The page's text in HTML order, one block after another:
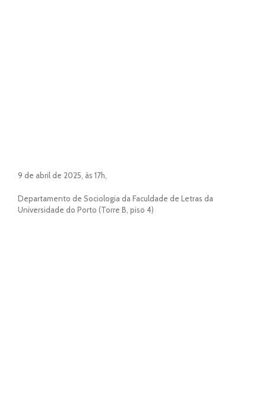
9 de abril de 2025, às 17h,
Departamento de Sociologia da Faculdade de Letras da
Universidade do Porto (Torre B, piso 4)